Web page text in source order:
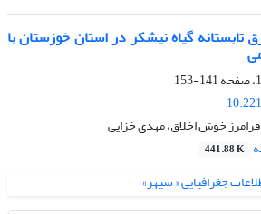
تابستانه گیاه نیشکر در استان خوزستان با
141-153
خوش اخلاق، مهدی خزایی
441.88 K